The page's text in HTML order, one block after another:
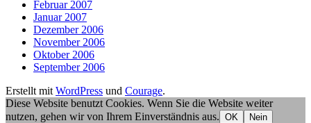
Februar 2007
Januar 2007
Dezember 2006
November 2006
Oktober 2006
September 2006
Erstellt mit WordPress und Courage.
Diese Website benutzt Cookies. Wenn Sie die Website weiter
nutzen, gehen wir von Ihrem Einverständnis aus. OK
Nein